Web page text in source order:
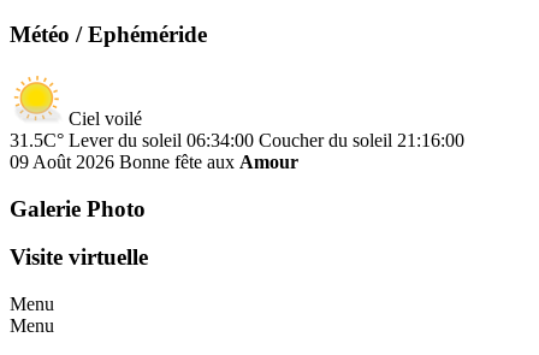
Météo / Ephéméride
Ciel voilé
31.5C° Lever du soleil 06:34:00 Coucher du soleil 21:16:00
09 Août 2026 Bonne fête aux Amour
Galerie Photo
Visite virtuelle
Menu
Menu